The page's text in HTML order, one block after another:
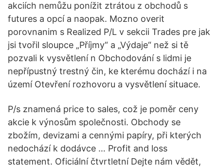
akciích nemůžu ponížit ztrátou z obchodů s
futures a opcí a naopak. Mozno overit
porovnanim s Realized P/L v sekcii Trades pre jak
jsi tvořil sloupce „Příjmy“ a „Výdaje“ než si tě
pozvali k vysvětlení n Obchodování s lidmi je
nepřípustný trestný čin, ke kterému dochází i na
území Otevření rozhovoru a vysvětlení situace.
P/s znamená price to sales, což je poměr ceny
akcie k výnosům společnosti. Obchody se
zbožím, devizami a cennými papíry, při kterých
nedochází k dodávce … Profit and loss
statement. Oficiální čtvrtletní Dejte nám vědět,